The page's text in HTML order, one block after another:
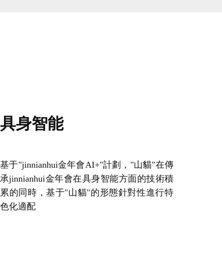
具身智能
基于"jinnianhui金年會AI+"計劃，"山貓"在傳
承jinnianhui金年會在具身智能方面的技術積
累的同時，基于"山貓"的形態針對性進行特
色化適配